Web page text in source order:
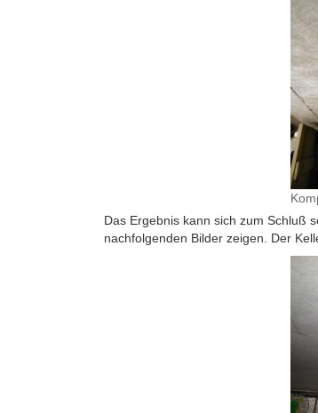
Das Ergebnis kann sich zum Schluß
nachfolgenden Bilder zeigen. Der